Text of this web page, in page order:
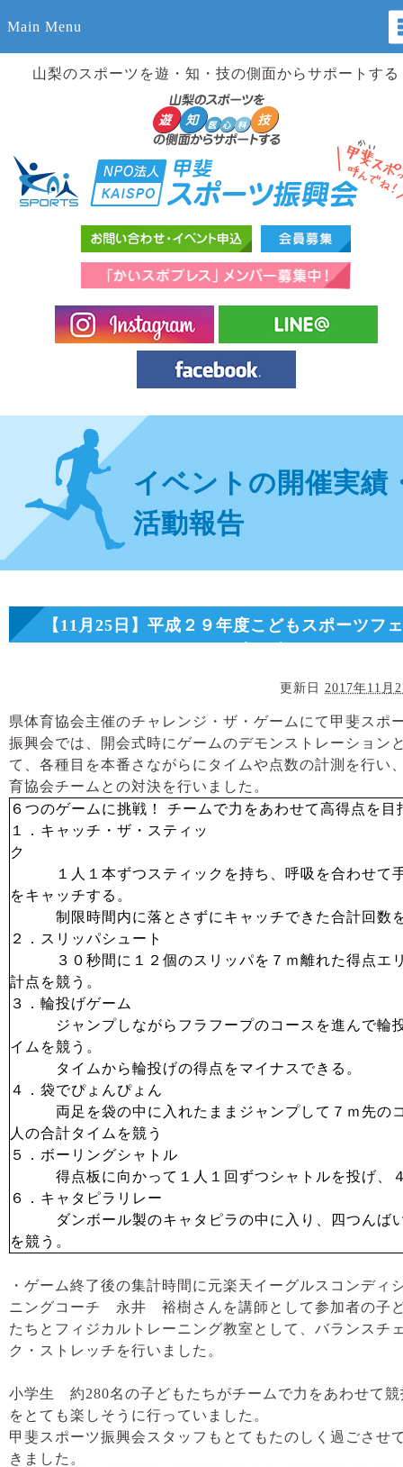
Main Menu
山梨のスポーツを遊・知・技の側面からサポートする
イベントの開催実績
活動報告
【11月25日】平成２９年度こどもスポーツフ
更新日 2017年11月
県体育協会主催のチャレンジ・ザ・ゲームにて甲斐スポ
振興会では、開会式時にゲームのデモンストレーション
て、各種目を本番さながらにタイムや点数の計測を行い
育協会チームとの対決を行いました。
６つのゲームに挑戦！ チームで力をあわせて高得点を目
１．キャッチ・ザ・スティッ
ク
１人１本ずつスティックを持ち、呼吸を合わせて手
をキャッチする。
制限時間内に落とさずにキャッチできた合計回数
２．スリッパシュート
３０秒間に１２個のスリッパを７ｍ離れた得点エリ
計点を競う。
３．輪投げゲーム
ジャンプしながらフラフープのコースを進んで輪投
イムを競う。
タイムから輪投げの得点をマイナスできる。
４．袋でぴょんぴょん
両足を袋の中に入れたままジャンプして７ｍ先のコ
人の合計タイムを競う
５．ボーリングシャトル
得点板に向かって１人１回ずつシャトルを投げ、４
６．キャタピラリレー
ダンボール製のキャタピラの中に入り、四つんばい
を競う。
・ゲーム終了後の集計時間に元楽天イーグルスコンディ
ニングコーチ 永井 裕樹さんを講師として参加者の子
たちとフィジカルトレーニング教室として、バランスチ
ク・ストレッチを行いました。
小学生 約280名の子どもたちがチームで力をあわせて競
をとても楽しそうに行っていました。
甲斐スポーツ振興会スタッフもとてもたのしく過ごさせ
きました。